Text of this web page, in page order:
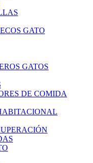
GATO
GATOS
DE COMIDA